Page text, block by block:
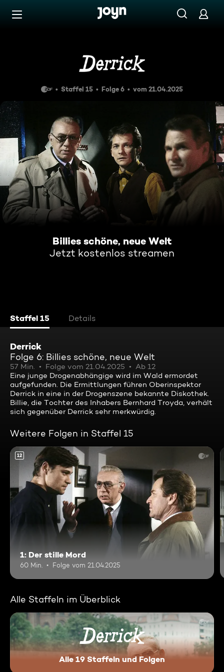
Zum Inhalt springen
Billies schöne, neue Welt
Staffel 15 Folge 6 vom 21.04.2025
Billies schöne, neue Welt
Jetzt kostenlos streamen
Staffel 15 Details
Derrick
Folge 6: Billies schöne, neue Welt
57 Min. Folge vom 21.04.2025
Ab 12
Eine junge Drogenabhängige wird im Wald ermordet
aufgefunden. Die Ermittlungen führen Oberinspektor
Derrick in eine in der Drogenszene bekannte Diskothek.
Billie, die Tochter des Inhabers Bernhard Troyda, verhält
sich gegenüber Derrick sehr merkwürdig.
Weitere Folgen in Staffel 15
12
1: Der stille Mord
60 Min. Folge vom 21.04.2025
Alle Staffeln im Überblick
Alle 19 Staffeln und Folgen